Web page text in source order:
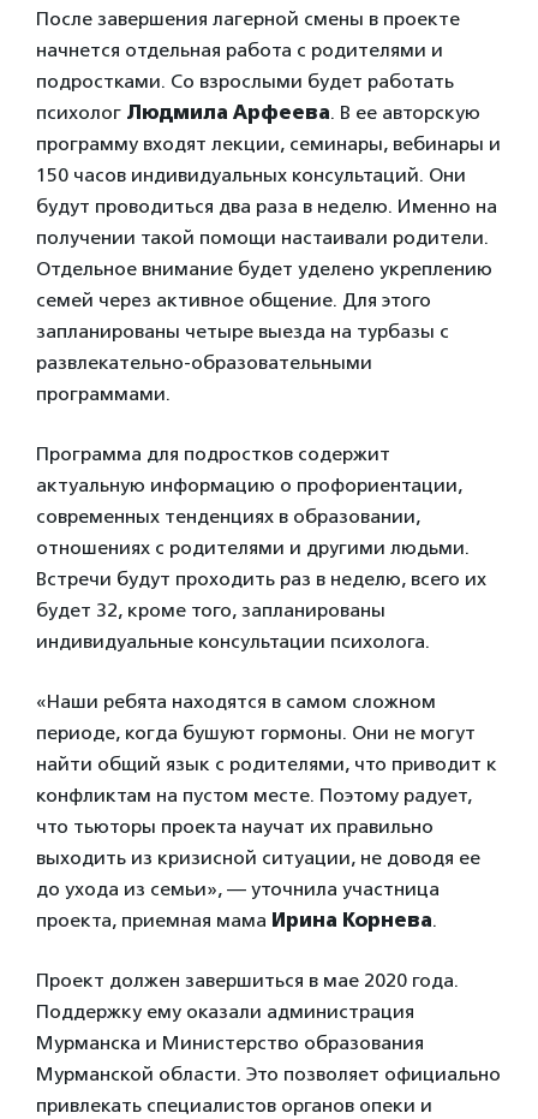
После завершения лагерной смены в проекте
начнется отдельная работа с родителями и
подростками. Со взрослыми будет работать
психолог Людмила Арфеева. В ее авторскую
программу входят лекции, семинары, вебинары и
150 часов индивидуальных консультаций. Они
будут проводиться два раза в неделю. Именно на
получении такой помощи настаивали родители.
Отдельное внимание будет уделено укреплению
семей через активное общение. Для этого
запланированы четыре выезда на турбазы с
развлекательно-образовательными
программами.
Программа для подростков содержит
актуальную информацию о профориентации,
современных тенденциях в образовании,
отношениях с родителями и другими людьми.
Встречи будут проходить раз в неделю, всего их
будет 32, кроме того, запланированы
индивидуальные консультации психолога.
«Наши ребята находятся в самом сложном
периоде, когда бушуют гормоны. Они не могут
найти общий язык с родителями, что приводит к
конфликтам на пустом месте. Поэтому радует,
что тьюторы проекта научат их правильно
выходить из кризисной ситуации, не доводя ее
до ухода из семьи», — уточнила участница
проекта, приемная мама Ирина Корнева.
Проект должен завершиться в мае 2020 года.
Поддержку ему оказали администрация
Мурманска и Министерство образования
Мурманской области. Это позволяет официально
привлекать специалистов органов опеки и